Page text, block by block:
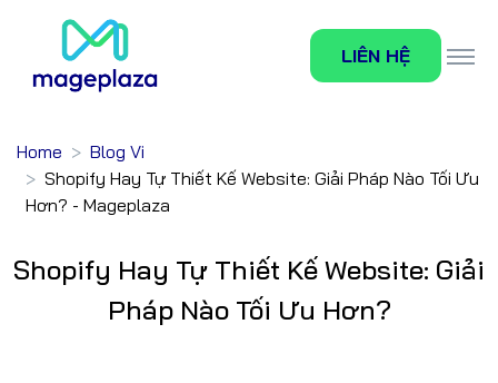
LIÊN HỆ
Home
Blog Vi
Shopify Hay Tự Thiết Kế Website: Giải Pháp Nào Tối Ưu
Hơn? - Mageplaza
Shopify Hay Tự Thiết Kế Website: Giải
Pháp Nào Tối Ưu Hơn?